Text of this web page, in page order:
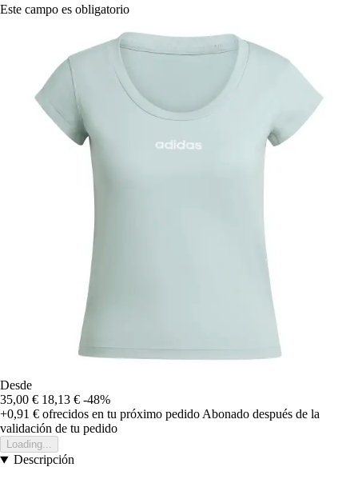
Este campo es obligatorio
Desde
35,00 € 18,13 € -48%
+0,91 € ofrecidos en tu próximo pedidoAbonado después de la
validación de tu pedido
Loading...
Descripción